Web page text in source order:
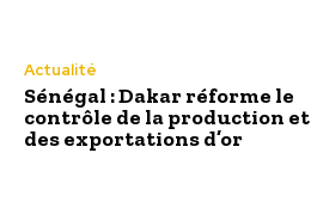
Actualité
Sénégal : Dakar réforme le
contrôle de la production et
des exportations d’or